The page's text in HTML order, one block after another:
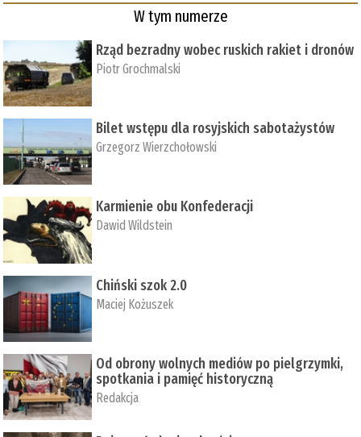
W tym numerze
Rząd bezradny wobec ruskich rakiet i dronów
Piotr Grochmalski
Bilet wstępu dla rosyjskich sabotażystów
Grzegorz Wierzchołowski
Karmienie obu Konfederacji
Dawid Wildstein
Chiński szok 2.0
Maciej Kożuszek
Od obrony wolnych mediów po pielgrzymki,
spotkania i pamięć historyczną
Redakcja